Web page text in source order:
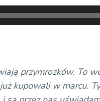
przymrozków. To
kupowali w marcu.